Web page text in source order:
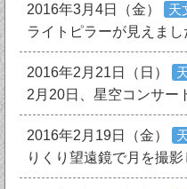
2016年3月4日（金）
天
ライトピラーが見えまし
2016年2月21日（日）
2月20日、星空コンサー
2016年2月19日（金）
りくり望遠鏡で月を撮影